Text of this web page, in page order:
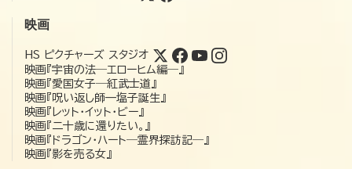
映画
HS ピクチャーズ スタジオ
映画『宇宙の法―エローヒム編―』
映画『愛国女子―紅武士道』
映画『呪い返し師—塩子誕生』
映画『レット・イット・ビー』
映画『二十歳に還りたい。』
映画『ドラゴン・ハート―霊界探訪記―』
映画『影を売る女』